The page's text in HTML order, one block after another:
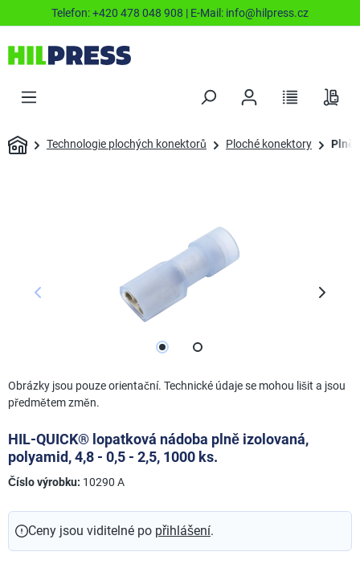
Telefon:+420 478 048 908 | E-Mail: info@hilpress.cz
Technologie plochých konektorů Ploché konektory Plně
Obrázky jsou pouze orientační. Technické údaje se mohou lišit a jsou
předmětem změn.
HIL-QUICK® lopatková nádoba plně izolovaná,
polyamid, 4,8 - 0,5 - 2,5, 1000 ks.
Číslo výrobku: 10290 A
Ceny jsou viditelné po přihlášení.